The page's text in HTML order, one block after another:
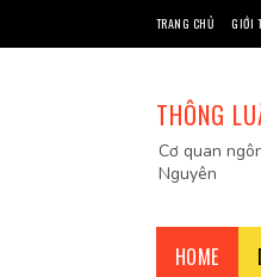
TRANG CHỦ GIỚI
THÔNG
Cơ quan
Nguyên
HOME